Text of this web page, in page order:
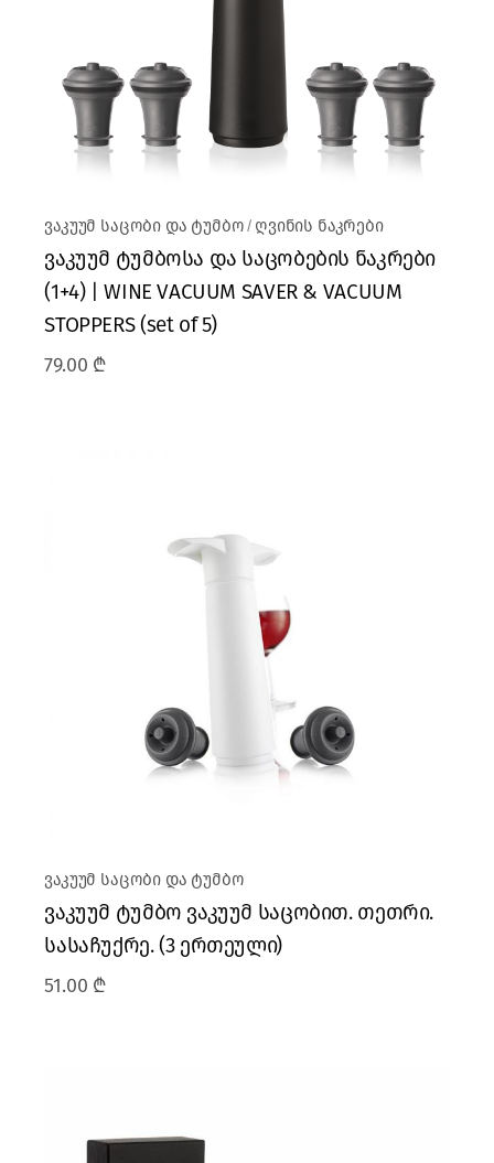
ვაკუუმ საცობი და ტუმბო ღვინის ნაკრები
ვაკუუმ ტუმბოსა და საცობების ნაკრები
(1+4) | WINE VACUUM SAVER & VACUUM
STOPPERS (set of 5)
79.00 ₾
ვაკუუმ საცობი და ტუმბო
ვაკუუმ ტუმბო ვაკუუმ საცობით. თეთრი.
სასაჩუქრე. (3 ერთეული)
51.00 ₾